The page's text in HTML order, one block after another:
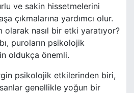
ve sakin hissetmelerini
çıkmalarına yardımcı olur.
olarak nasıl bir etki yaratıyor?
puroların psikolojik
oldukça önemli.
psikolojik etkilerinden biri,
genellikle yoğun bir